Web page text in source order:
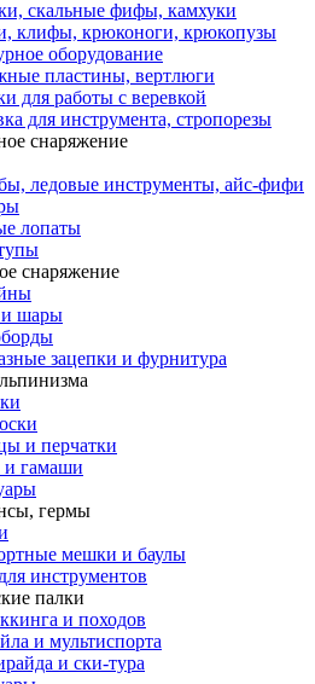
скальные фифы, камхуки
клифы, крюконоги, крюкопузы
оборудование
пластины, вертлюги
для работы с веревкой
для инструмента, стропорезы
снаряжение
ледовые инструменты, айс-фифи
лопаты
снаряжение
и шары
зацепки и фурнитура
и перчатки
гамаши
гермы
мешки и баулы
инструментов
палки
и походов
и мультиспорта
и ски-тура